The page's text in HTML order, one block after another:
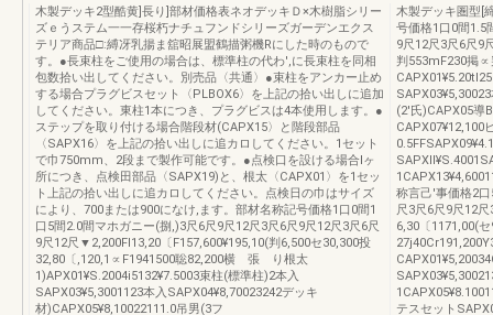
木製デッキ2型酷黄]長り]部材価格表ネオデッキＤ×木樹脂シリー
ズｅうステム一一存桜朽ナチュフンドシリーズガーデンエクス
テリア商品□:縛冴乳揚ま舘昭展盟鶴描粥機Rにした時のもので
す。●長束柱をご使用の場合は、標準柱の代わ',に長束柱を同相
包数拾い出してください。別売品〈共通〉●束柱をアンカー止め
する場合プラグビスセット〈PLBOX6〉を上記の拾い出しに追加
してください。東柱1本につき、プラグビスは4本使用します。●
ステップを取り付ける場合階段材(CAPX15〉と階段部品
〈SAPX16〉を上記の拾い出しに追カロしてください。1セット
で巾750mm、2段まで製作可能です。●点検口を設ける場合lヶ
所につき、点検田部品〈SAPX19)と、根太〈CAPX01〉を1セッ
ト上記の拾い出しに追カロしてください。点検日の巾はサイズ
により、700または900になけ,ます。部材名称記号価格1口0間1
口5間2.0間マホガニー(捌,)3尺6尺9尺12尺3尺6尺9尺12尺3尺6尺
9尺12尺▼2,200Fl13,20〔F157,600¥195,10(判6,500セ30,300投
32,80〔,120,1∝F1941500聡82,200横 張 り根太
1)APX01¥S.2004i5132¥7.5003束柱(標準柱)2本入
SAPX03¥5,3001123本入SAPX04¥8,70023242デッキ
材)CAPX05¥8,10022111.0吊男(3フ
木製デッキ圏型[
号価格1口0間1.5
9尺12尺3尺6尺9
判553mF230掲
(2'氏)CAPX05導
CAPX07¥12,100
称言己'事価格2
尺3尺6尺9尺12
6,30〔1171,00(
テスセット